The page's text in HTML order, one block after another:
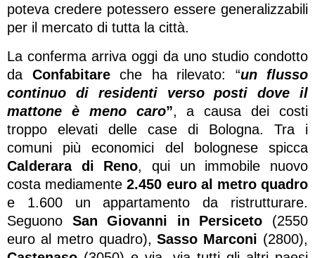
poteva credere potessero essere generalizzabili
per il mercato di tutta la città.
La conferma arriva oggi da uno studio condotto
da Confabitareche ha rilevato: “un flusso
continuo di residenti verso posti dove il
mattone è meno caro”, a causa dei costi
troppo elevati delle case di Bologna. Tra i
comuni più economici del bolognese spicca
Calderara di Reno, qui un immobile nuovo
costa mediamente 2.450 euro al metro quadro
e 1.600 un appartamento da ristrutturare.
Seguono San Giovanni in Persiceto (2550
euro al metro quadro),Sasso Marconi (2800),